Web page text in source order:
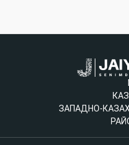
ЗАПАДНО-